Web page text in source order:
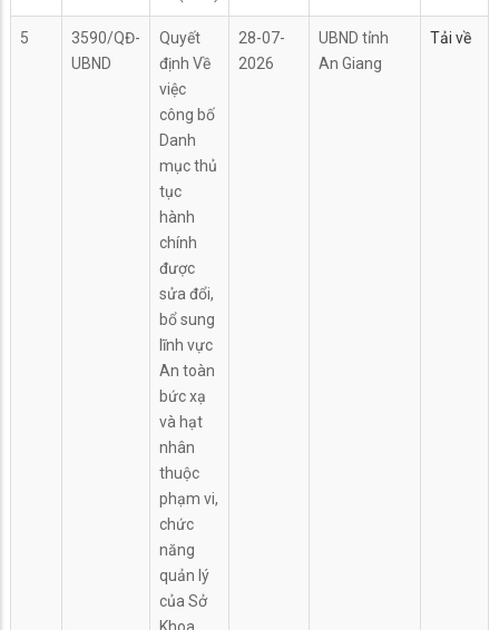
5
3590/QĐ-
UBND
Quyết
định Về
việc
công bố
Danh
mục thủ
tục
hành
chính
được
sửa đổi,
bổ sung
lĩnh vực
An toàn
bức xạ
và hạt
nhân
thuộc
phạm vi,
chức
năng
quản lý
của Sở
28-07-
2026
UBND tỉnh
An Giang
Tải về